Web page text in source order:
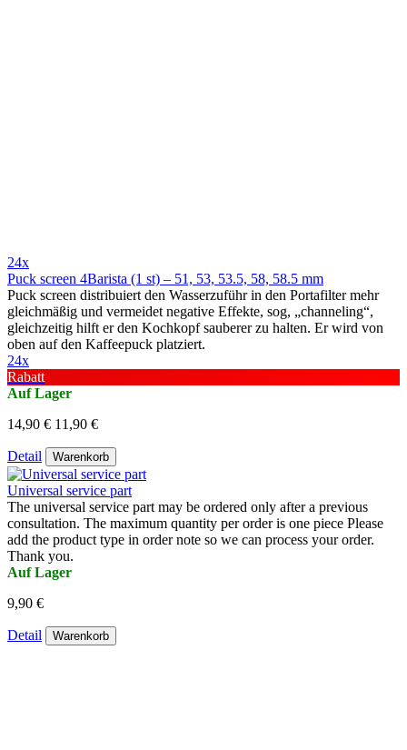
24x
Puck screen 4Barista (1 st) – 51, 53, 53.5, 58, 58.5 mm
Puck screen distribuiert den Wasserzuführ in den Portafilter mehr
gleichmäßig und vermeidet negative Effekte, sog, „channeling“,
gleichzeitig hilft er den Kochkopf sauberer zu halten. Er wird von
oben auf den Kaffeepuck platziert.
24x
Rabatt
Auf Lager
14,90 € 11,90 €
Detail Warenkorb
Universal service part
The universal service part may be ordered only after a previous
consultation. The maximum quantity per order is one piece Please
add the product type in order note so we can process your order.
Thank you.
Auf Lager
9,90 €
Detail Warenkorb